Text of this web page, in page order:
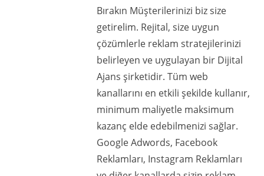
Bırakın Müşterilerinizi biz size
getirelim. Rejital, size uygun
çözümlerle reklam stratejilerinizi
belirleyen ve uygulayan bir Dijital
Ajans şirketidir. Tüm web
kanallarını en etkili şekilde kullanır,
minimum maliyetle maksimum
kazanç elde edebilmenizi sağlar.
Google Adwords, Facebook
Reklamları, Instagram Reklamları